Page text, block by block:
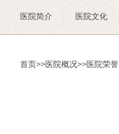
医院简介 医院文化
首页>>医院概况>>医院荣誉